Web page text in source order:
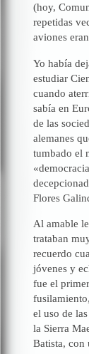
(hoy,
repetidas
aviones
Yo había
estudiar
cuando
sabía en
de las
alemanes
tumbado el
Flores
Al amable
trataban
recuerdo
jóvenes y
fue el
el uso de
la Sierra
Batista, con